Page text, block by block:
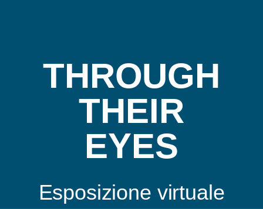
THROUGH
THEIR
EYES
Esposizione virtuale